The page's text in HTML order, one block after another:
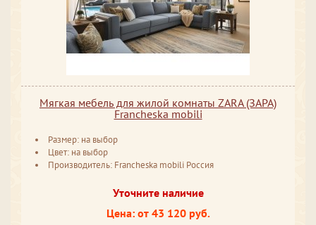
Мягкая мебель для жилой комнаты ZARA (ЗАРА)
Francheska mobili
Размер: на выбор
Цвет: на выбор
Производитель: Francheska mobili Россия
Уточните наличие
Цена: от 43 120 руб.